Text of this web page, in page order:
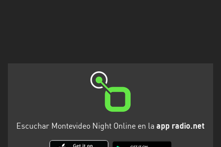
Escuchar Montevideo Night Online en la app radio.net